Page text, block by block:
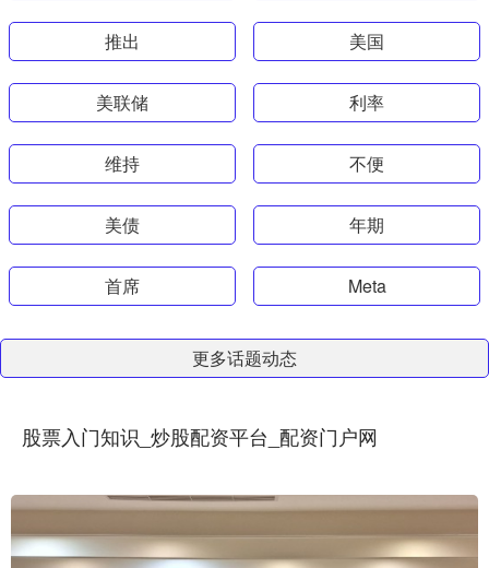
推出 美国
美联储 利率
维持 不便
美债 年期
首席 Meta
更多话题动态
股票入门知识_炒股配资平台_配资门户网